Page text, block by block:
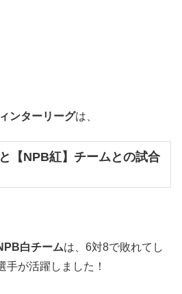
ンターリーグは、
【NPB紅】チームとの試合
白チームは、6対8で敗れてし
手が活躍しました！